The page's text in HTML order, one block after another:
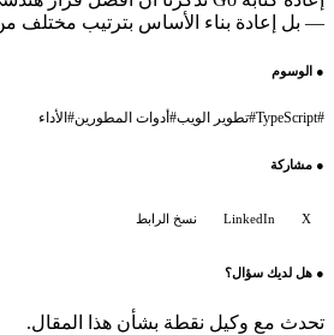
— بل إعادة بناء الأساس بترتيب مختلف
●الوسوم
TypeScript
#تطوير الويب#أدوات المطورين#الأداء
●مشاركة
LinkedIn نسخ الرابط
●هل لديك سؤال؟
تحدث مع وكيل نقطة بشأن هذا المقال.